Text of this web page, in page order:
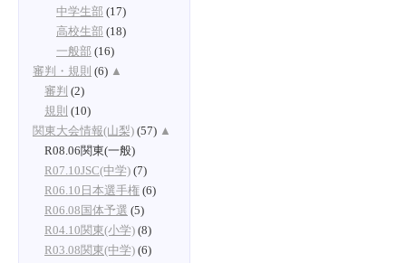
中学生部 (17)
高校生部 (18)
一般部 (16)
審判・規則 (6) ▲
審判 (2)
規則 (10)
関東大会情報(山梨) (57) ▲
R08.06関東(一般)
R07.10JSC(中学) (7)
R06.10日本選手権 (6)
R06.08国体予選 (5)
R04.10関東(小学) (8)
R03.08関東(中学) (6)